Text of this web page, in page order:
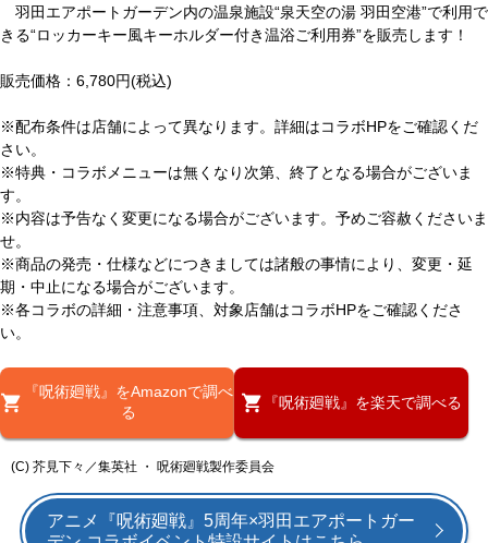
羽田エアポートガーデン内の温泉施設“泉天空の湯 羽田空港”で利用で
きる“ロッカーキー風キーホルダー付き温浴ご利用券”を販売します！
販売価格：6,780円(税込)
※配布条件は店舗によって異なります。詳細はコラボHPをご確認くだ
さい。
※特典・コラボメニューは無くなり次第、終了となる場合がございま
す。
※内容は予告なく変更になる場合がございます。予めご容赦くださいま
せ。
※商品の発売・仕様などにつきましては諸般の事情により、変更・延
期・中止になる場合がございます。
※各コラボの詳細・注意事項、対象店舗はコラボHPをご確認くださ
い。
『呪術廻戦』をAmazonで調べ
る
『呪術廻戦』を楽天で調べる
(C) 芥見下々／集英社 ・ 呪術廻戦製作委員会
アニメ『呪術廻戦』5周年×羽田エアポートガー